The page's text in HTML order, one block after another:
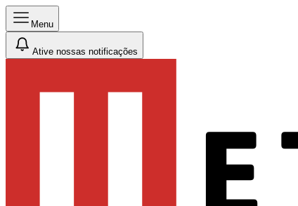
Menu
Ative nossas notificações